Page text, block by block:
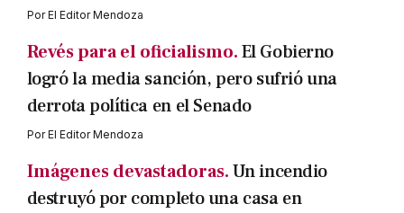
PorEl Editor Mendoza
Revés para el oficialismo.El Gobierno
logró la media sanción, pero sufrió una
derrota política en el Senado
PorEl Editor Mendoza
Imágenes devastadoras.Un incendio
destruyó por completo una casa en